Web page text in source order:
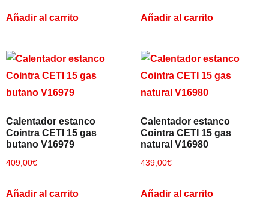
Añadir al carrito Añadir al carrito
Calentador estanco
Cointra CETI 15 gas
butano V16979
409,00€
Añadir al carrito
Calentador estanco
Cointra CETI 15 gas
natural V16980
439,00€
Añadir al carrito